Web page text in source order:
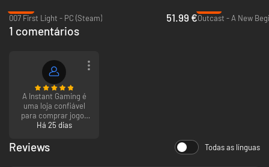
007 First Light - PC (Steam)
51.99 €Outcast - A New
1 comentários
A Instant Gaming é
uma loja confiável
para comprar jogos
digitais. Ela oferece
em diversas
plataformas e, após
Há 25 dias
Reviews Todas as línguas